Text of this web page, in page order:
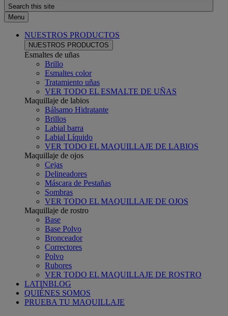
Search this site
Menu
NUESTROS PRODUCTOS
NUESTROS PRODUCTOS
Esmaltes de uñas
Brillo
Esmaltes color
Tratamiento uñas
VER TODO EL ESMALTE DE UÑAS
Maquillaje de labios
Bálsamo Hidratante
Brillos
Labial barra
Labial Líquido
VER TODO EL MAQUILLAJE DE LABIOS
Maquillaje de ojos
Cejas
Delineadores
Máscara de Pestañas
Sombras
VER TODO EL MAQUILLAJE DE OJOS
Maquillaje de rostro
Base
Base Polvo
Bronceador
Correctores
Polvo
Rubores
VER TODO EL MAQUILLAJE DE ROSTRO
LATINBLOG
QUIÉNES SOMOS
PRUEBA TU MAQUILLAJE